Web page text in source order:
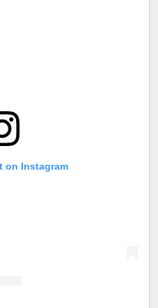
on Instagram